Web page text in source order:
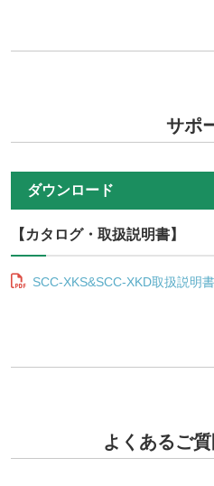
サポ
ダウンロード
【カタログ・取扱説明書】
SCC-XKS&SCC-XKD取扱説明
よくあるご質